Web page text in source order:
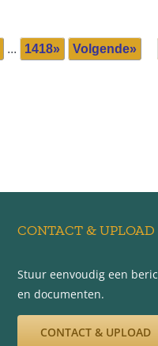
... 1418» Volgende»
CONTACT & UPLOAD
Stuur eenvoudig een
en documenten.
CONTACT & UPLOAD